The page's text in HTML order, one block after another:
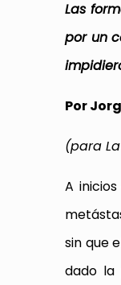
Las
por un
Por
(para
A
sin que
dado la